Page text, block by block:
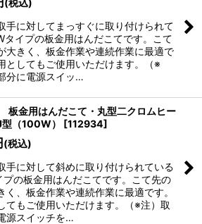
(税込)
手に対してまっすぐに取り付けられて
タイプの板金用はんだこてです。こて
大きく、板金作業や連続作業に最適で
としてもご使用いただけます。（※
分に電源スイッ…
金用はんだこて・丸型二クロムヒー
（100W）
[112934]
(税込)
手に対して斜めに取り付けられている
の板金用はんだこてです。こて先の
く、板金作業や連続作業に最適です。
てもご使用いただけます。（※注）取
源スイッチを…